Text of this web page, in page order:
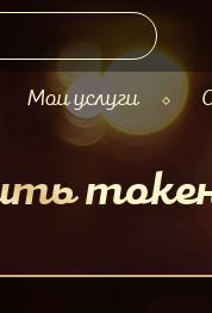
Мои услуги